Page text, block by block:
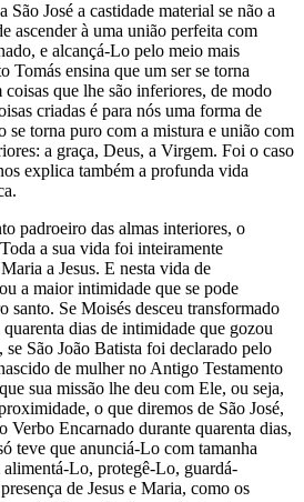
José a castidade material se não a
ascender à uma união perfeita com
e alcançá-Lo pelo meio mais
Tomás ensina que um ser se torna
que lhe são inferiores, de modo
criadas é para nós uma forma de
se torna puro com a mistura e união com
a graça, Deus, a Virgem. Foi o caso
explica também a profunda vida
padroeiro das almas interiores, o
a sua vida foi inteiramente
a Jesus. E nesta vida de
a maior intimidade que se pode
santo. Se Moisés desceu transformado
dias de intimidade que gozou
São João Batista foi declarado pelo
de mulher no Antigo Testamento
sua missão lhe deu com Ele, ou seja,
o que diremos de São José,
Verbo Encarnado durante quarenta dias,
teve que anunciá-Lo com tamanha
Lo, protegê-Lo, guardá-
de Jesus e Maria, como os